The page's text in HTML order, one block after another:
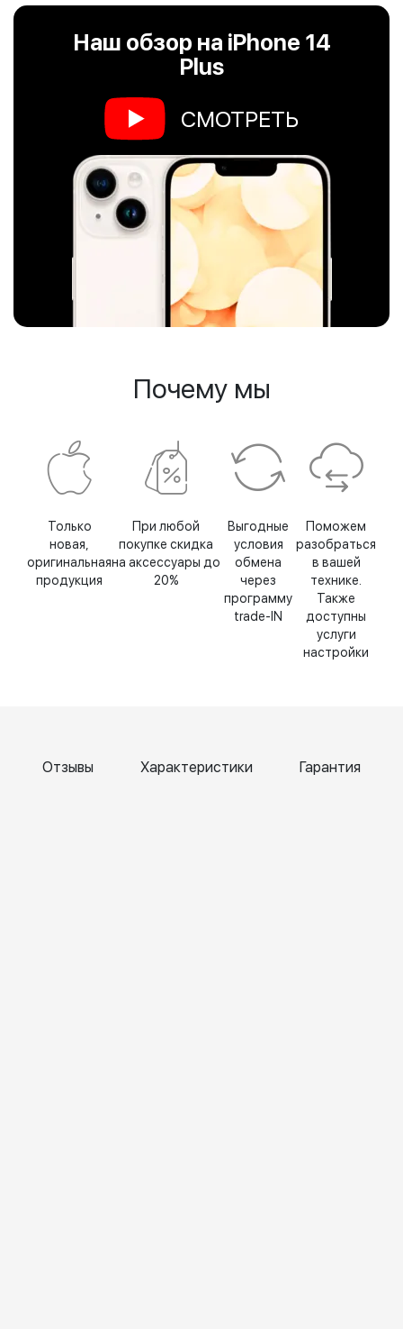
Наш обзор на iPhone 14
Plus
СМОТРЕТЬ
Почему мы
Только
новая,
оригинальная
продукция
При любой
покупке скидка
на аксессуары до
20%
Выгодные
условия
обмена
через
программу
trade-IN
Поможем
разобраться
в вашей
технике.
Также
доступны
услуги
настройки
Отзывы Характеристики Гарантия